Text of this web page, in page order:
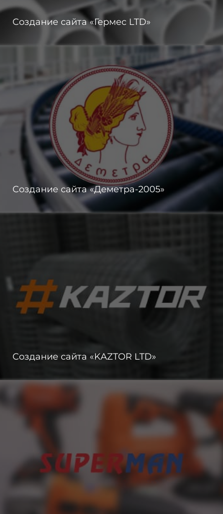
Создание сайта «Гермес LTD»
Создание сайта «Деметра-2005»
Создание сайта «KAZTOR LTD»